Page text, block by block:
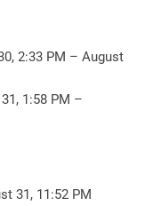
2:33 PM – August
1:58 PM –
31, 11:52 PM